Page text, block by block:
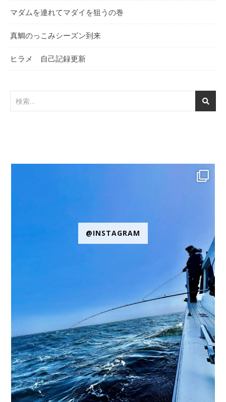
マダムを連れてマダイを狙うの巻
真鯛のっこみシーズン到来
ヒラメ 自己記録更新
@INSTAGRAM